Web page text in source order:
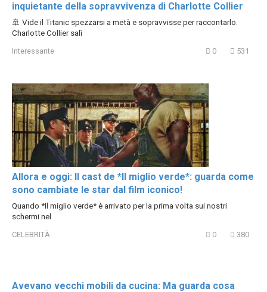
inquietante della sopravvivenza di Charlotte Collier
🚢 Vide il Titanic spezzarsi a metà e sopravvisse per raccontarlo.
Charlotte Collier salì
Interessante 0 531
Allora e oggi: Il cast de *Il miglio verde*: guarda come
sono cambiate le star dal film iconico!
Quando *Il miglio verde* è arrivato per la prima volta sui nostri
schermi nel
CELEBRITÀ 0 380
Avevano vecchi mobili da cucina: Ma guarda cosa